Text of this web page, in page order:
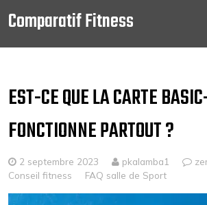
content
Comparatif Fitness
EST-CE QUE LA CARTE
FONCTIONNE PARTOUT ?
2 septembre 2023 pkalamba1
Conseil fitness
FAQ salle de Sport